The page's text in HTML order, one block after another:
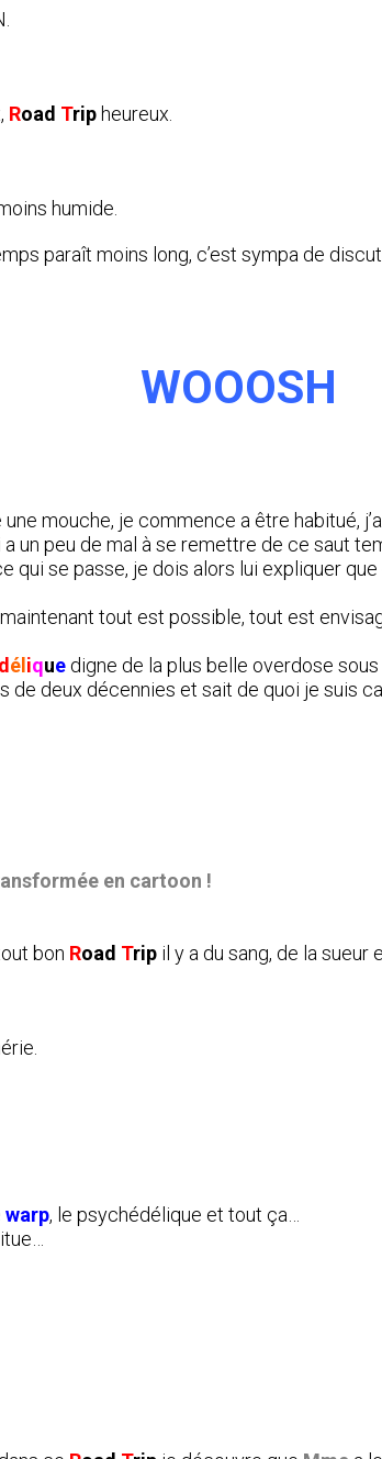
Road Trip heureux.
humide.
paraît moins long, c’est sympa de
WOOOSH
mouche, je commence a être habitué,
un peu de mal à se remettre de ce saut
se passe, je dois alors lui expliquer que
maintenant tout est possible, tout est
d él ique digne de la plus belle overdose
de deux décennies et sait de quoi je suis
en cartoon !
bon Road Trip il y a du sang, de la sueur
warp, le psychédélique et tout ça…